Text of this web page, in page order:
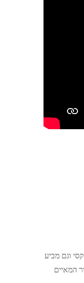
וגם מביע
המאיים